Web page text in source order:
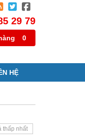


29 79
0
HỆ
thấp nhất